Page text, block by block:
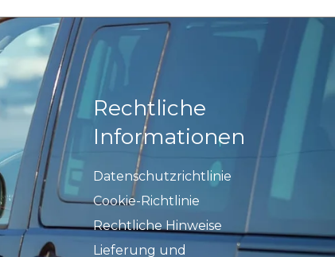
Rechtliche
Informationen
Datenschutzrichtlinie
Cookie-Richtlinie
Rechtliche Hinweise
Lieferung und